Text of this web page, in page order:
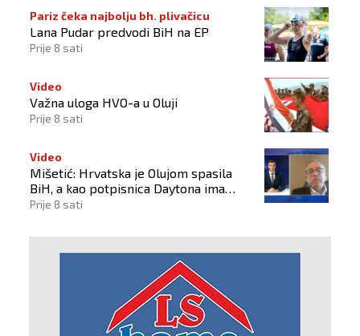
Pariz čeka najbolju bh. plivačicu
Lana Pudar predvodi BiH na EP
Prije 8 sati
Video
Važna uloga HVO-a u Oluji
Prije 8 sati
Video
Mišetić: Hrvatska je Olujom spasila
BiH, a kao potpisnica Daytona ima
puno pravo štititi hrvatski narod
Prije 8 sati